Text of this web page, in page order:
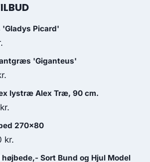
'Gladys Picard'
'Giganteus'
lystræ Alex Træ, 90 cm.
kr.
270x80
kr.
Sort Bund og Hjul Model